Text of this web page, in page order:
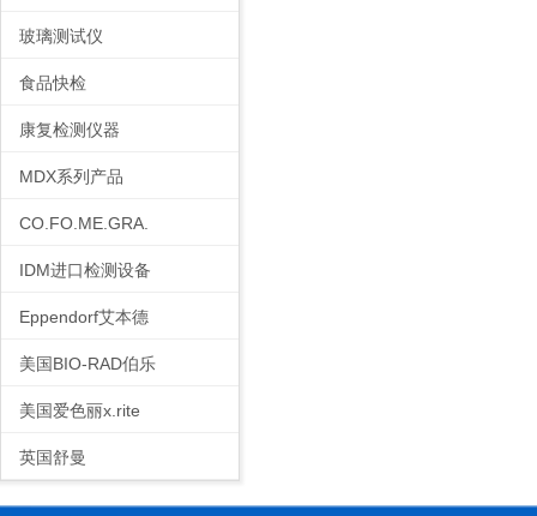
玻璃测试仪
食品快检
康复检测仪器
MDX系列产品
CO.FO.ME.GRA.
IDM进口检测设备
Eppendorf艾本德
美国BIO-RAD伯乐
美国爱色丽x.rite
英国舒曼